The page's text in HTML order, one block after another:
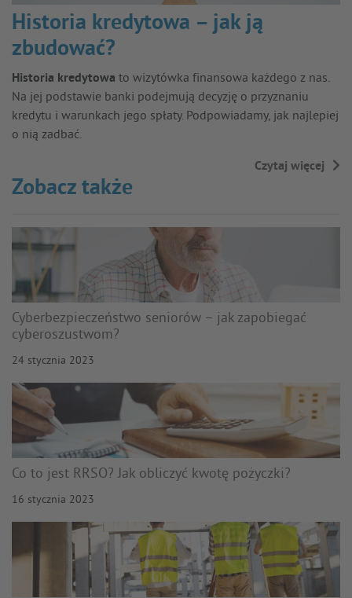
Historia kredytowa – jak ją
zbudować?
Historia kredytowa to wizytówka finansowa każdego z nas.
Na jej podstawie banki podejmują decyzję o przyznaniu
kredytu i warunkach jego spłaty. Podpowiadamy, jak najlepiej
o nią zadbać.
Czytaj więcej
Zobacz także
Cyberbezpieczeństwo seniorów – jak zapobiegać
cyberoszustwom?
24 stycznia 2023
Co to jest RRSO? Jak obliczyć kwotę pożyczki?
16 stycznia 2023